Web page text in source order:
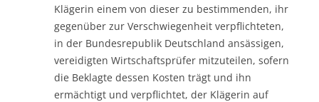
Klägerin einem von dieser zu bestimmenden, ihr
gegenüber zur Verschwiegenheit verpflichteten,
in der Bundesrepublik Deutschland ansässigen,
vereidigten Wirtschaftsprüfer mitzuteilen, sofern
die Beklagte dessen Kosten trägt und ihn
ermächtigt und verpflichtet, der Klägerin auf